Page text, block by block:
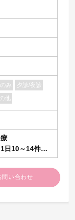
み
夕診/夜診
他
日10～14件程
1～2件
ドライバーの3
問い合わせ